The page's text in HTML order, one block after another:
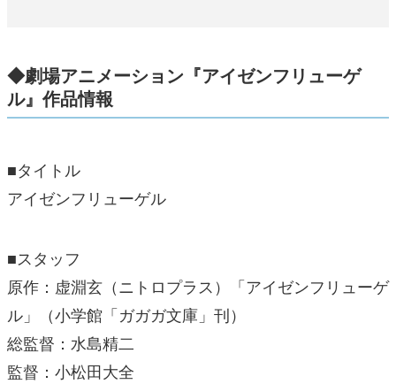
◆劇場アニメーション『アイゼンフリューゲ
ル』作品情報
■タイトル
アイゼンフリューゲル
■スタッフ
原作：虚淵玄（ニトロプラス）「アイゼンフリューゲ
ル」（小学館「ガガガ文庫」刊）
総監督：水島精二
監督：小松田大全